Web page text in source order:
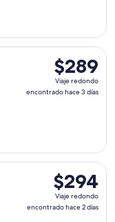
$289
Viaje
redondo,
$289
Viaje redondo
encontrado hace 3 días
salida el mié, 6
$294
Viaje
redondo,
$294
Viaje redondo
encontrado hace 2 días
con salida el